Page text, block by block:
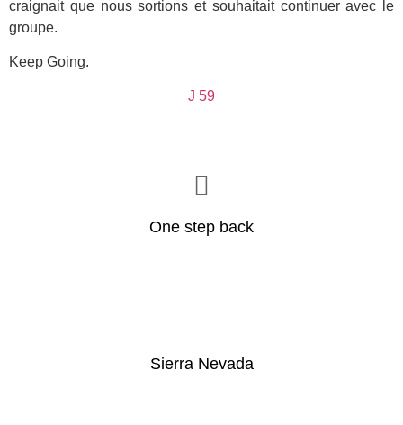
craignait que nous sortions et souhaitait continuer avec le
groupe.
Keep Going.
J 59
One step back
Sierra Nevada